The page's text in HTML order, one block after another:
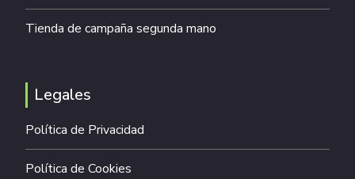
Tienda de campaña segunda mano
Legales
Política de Privacidad
Política de Cookies